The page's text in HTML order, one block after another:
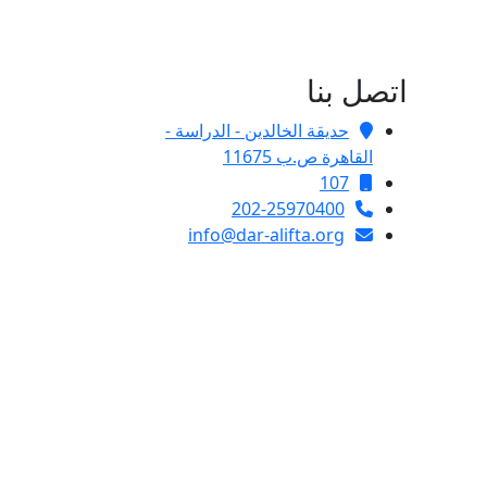
اتصل بنا
حديقة الخالدين - الدراسة -
القاهرة ص.ب 11675
107
202-25970400
info@dar-alifta.org